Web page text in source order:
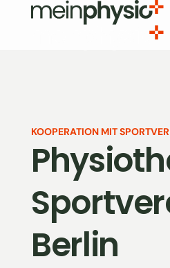
KOOPERATION MIT
Berlin